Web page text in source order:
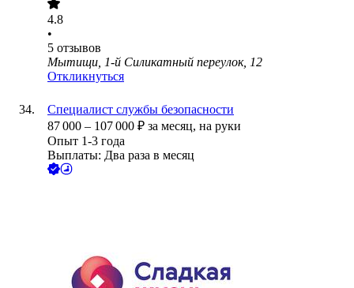
4.8
•
5 отзывов
Мытищи, 1-й Силикатный переулок, 12
Откликнуться
Специалист службы безопасности
87 000 – 107 000 ₽ за месяц, на руки
Опыт 1-3 года
Выплаты: Два раза в месяц